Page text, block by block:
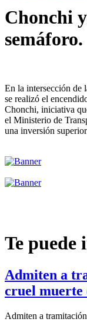
Chonchi
semáforo.
En la intersección de
se realizó el
Chonchi, iniciativa
el Ministerio de
una inversión
Te puede
Admiten a
cruel muerte
Admiten a